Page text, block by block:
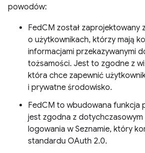
powodów:
FedCM został zaprojektowany
o użytkownikach, którzy mają
informacjami przekazywanymi
tożsamości. Jest to zgodne z
która chce zapewnić
i prywatne środowisko.
FedCM to wbudowana funkcja
jest zgodna z
logowania w Seznamie, który
standardu OAuth 2.0.